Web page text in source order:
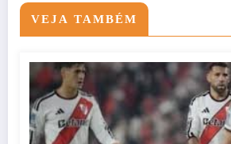
VEJA TAMBÉM